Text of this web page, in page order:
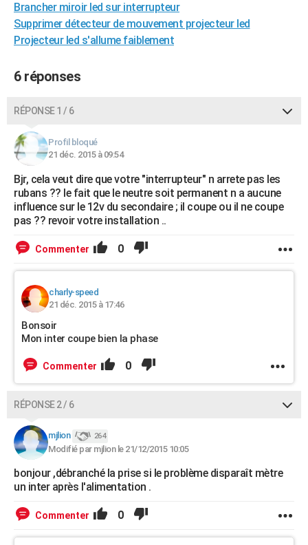
CARTE DE VOEUX
Carte de Noël
Carte Bonne année
Carte Saint-Valentin
Carte Pâques
Carte d'anniversaire
DICTIONNAIRE
Dictionnaire
Biographies
Citations
Expressions
Proverbes
PROGRAMME TV
AVIS DE DÉCÈS
FORUM
Bricolage
Lifestyle
Culture
Sport
Auto
Television
Voyage
Cinema
Brancher miroir led sur interrupteur
Supprimer détecteur de mouvement projecteur led
Projecteur led s'allume faiblement
6 réponses
RÉPONSE 1 / 6
Profil bloqué
21 déc. 2015 à 09:54
Bjr, cela veut dire que votre "interrupteur" n arrete pas les
rubans ?? le fait que le neutre soit permanent n a aucune
influence sur le 12v du secondaire ; il coupe ou il ne coupe
pas ?? revoir votre installation ..
Commenter 0
charly-speed
21 déc. 2015 à 17:46
Bonsoir
Mon inter coupe bien la phase
Commenter 0
RÉPONSE 2 / 6
mjlion 264
Modifié par mjlion le 21/12/2015 10:05
bonjour ,débranché la prise si le problème disparaît mètre
un inter après l'alimentation .
Commenter 0